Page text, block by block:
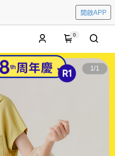
開啟APP
0
1/1